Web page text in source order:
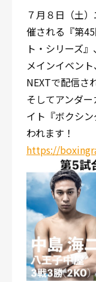
〒192-0072 東
７月８日（土
催される『第
ト・シリーズ』、
メインイベン
NEXTで配信さ
そしてアンダ
イト『ボクシ
われます！
https://